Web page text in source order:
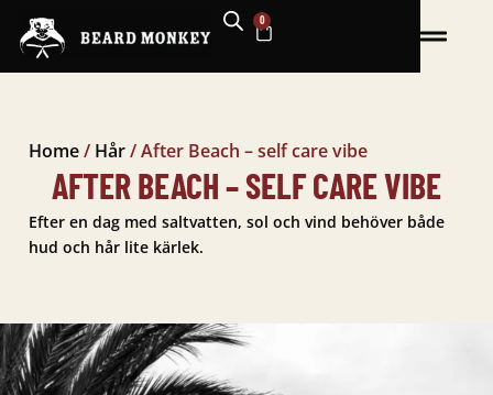
Hoppa
innehåll
0
VARUKORG
Home/ Hår/After Beach – self care vibe
AFTER BEACH – SELF CARE VIBE
Efter en dag med saltvatten, sol och vind behöver både
hud och hår lite kärlek.